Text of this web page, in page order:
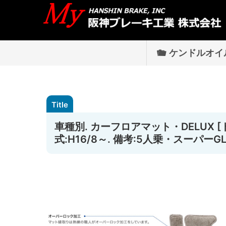
ケンドルオイ
車種別. カーフロアマット・DELUX
式:H16/8～. 備考:5人乗・スーパー